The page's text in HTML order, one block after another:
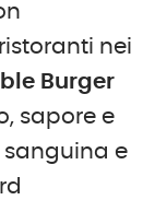
nei
Burger
sapore e
sanguina e